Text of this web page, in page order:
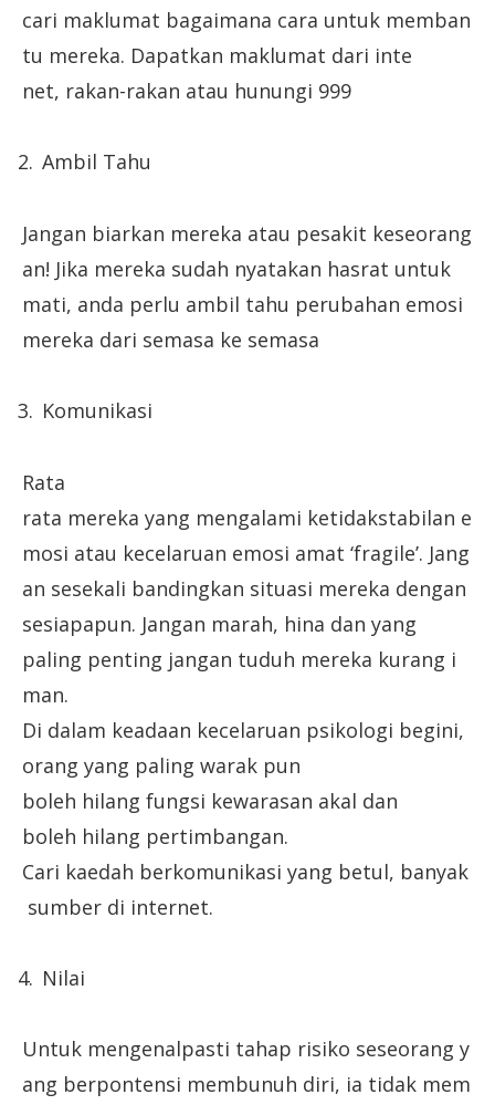
cari maklumat bagaimana cara untuk memban
tu mereka. Dapatkan maklumat dari inte
net, rakan-rakan atau hunungi 999
Ambil Tahu
Jangan biarkan mereka atau pesakit keseorang
an! Jika mereka sudah nyatakan hasrat untuk
mati, anda perlu ambil tahu perubahan emosi
mereka dari semasa ke semasa
Komunikasi
Rata
rata mereka yang mengalami ketidakstabilan e
mosi atau kecelaruan emosi amat ‘fragile’. Jang
an sesekali bandingkan situasi mereka dengan
sesiapapun. Jangan marah, hina dan yang
paling penting jangan tuduh mereka kurang i
man.
Di dalam keadaan kecelaruan psikologi begini,
orang yang paling warak pun
boleh hilang fungsi kewarasan akal dan
boleh hilang pertimbangan.
Cari kaedah berkomunikasi yang betul, banyak
sumber di internet.
Nilai
Untuk mengenalpasti tahap risiko seseorang y
ang berpontensi membunuh diri, ia tidak mem